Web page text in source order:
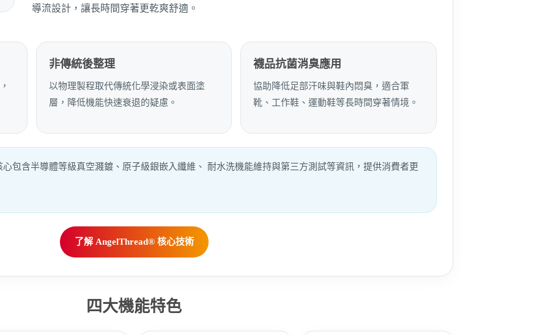
導流設計，讓長時間穿著更乾爽舒適。
非傳統後整理
以物理製程取代傳統化學浸染或表面塗
層，降低機能快速衰退的疑慮。
襪品抗菌消臭應用
協助降低足部汗味與鞋內悶臭，適合軍
靴、工作鞋、運動鞋等長時間穿著情境。
包含半導體等級真空濺鍍、原子級銀嵌入纖維、 耐水洗機能維持與第三方測試等資訊，提供消費者更
了解 AngelThread® 核心技術
四大機能特色